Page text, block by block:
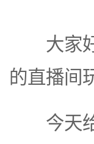
大家好
的直播间
今天给